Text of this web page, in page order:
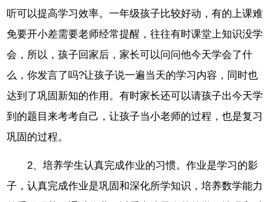
听可以提高学习效率。一年级孩子比较好动，有的上课难
免要开小差需要老师经常提醒，往往有时课堂上知识没学
会，所以，孩子回家后，家长可以问问他今天学会了什
么，你发言了吗?让孩子说一遍当天的学习内容，同时也
达到了巩固新知的作用。有时家长还可以请孩子出今天学
到的题目来考考自己，让孩子当小老师的过程，也是复习
巩固的过程。
2、培养学生认真完成作业的习惯。作业是学习的影
子，认真完成作业是巩固和深化所学知识，培养数学能力